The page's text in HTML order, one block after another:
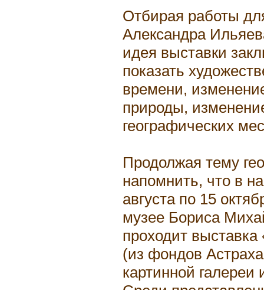
Отбирая работы
Александра
идея выставки
показать
времени,
природы,
географических
Продолжая тему
напомнить, что в
августа по 15
музее Бориса
проходит
(из фондов
картинной